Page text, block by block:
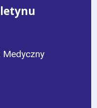
Medyczny